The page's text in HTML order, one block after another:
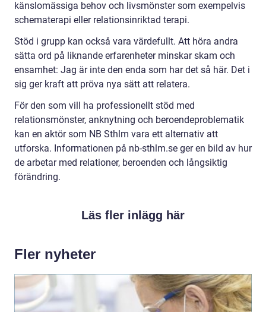
känslomässiga behov och livsmönster som exempelvis
schematerapi eller relationsinriktad terapi.
Stöd i grupp kan också vara värdefullt. Att höra andra
sätta ord på liknande erfarenheter minskar skam och
ensamhet: Jag är inte den enda som har det så här. Det i
sig ger kraft att pröva nya sätt att relatera.
För den som vill ha professionellt stöd med
relationsmönster, anknytning och beroendeproblematik
kan en aktör som NB Sthlm vara ett alternativ att
utforska. Informationen på nb-sthlm.se ger en bild av hur
de arbetar med relationer, beroenden och långsiktig
förändring.
Läs fler inlägg här
Fler nyheter